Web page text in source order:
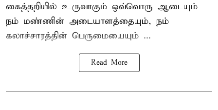
கைத்தறியில் உருவாகும் ஒவ்வொரு ஆடையும்
நம் மண்ணின் அடையாளத்தையும், நம்
கலாச்சாரத்தின் பெருமையையும் ...
Read More